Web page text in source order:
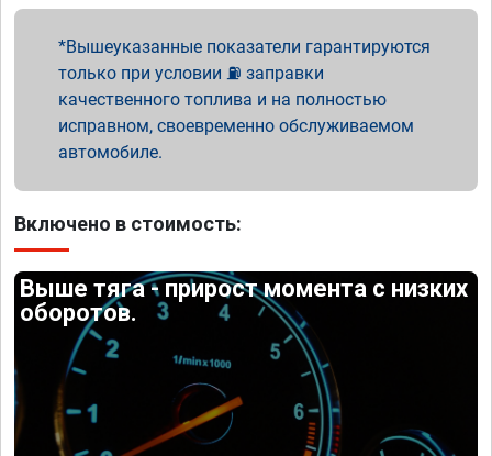
Вышеуказанные показатели гарантируются
только при условии ⛽ заправки
качественного топлива и на полностью
исправном, своевременно обслуживаемом
автомобиле.
Включено в стоимость:
Выше тяга - прирост момента с низких
оборотов.